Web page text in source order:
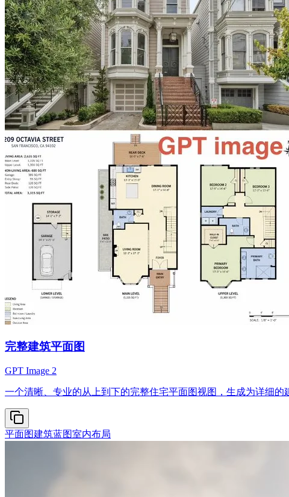
完整建筑平面图
GPT Image 2
一个清晰、专业的从上到下的完整住宅平面图视图，生成为详细的
平面图建筑蓝图室内布局